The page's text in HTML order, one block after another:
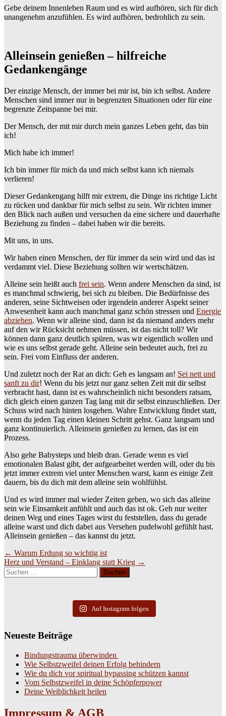
Gebe deinem Innenleben Raum und es wird aufhören, sich für dich
unangenehm anzufühlen. Es wird aufhören, bedrohlich zu sein.
Alleinsein genießen – hilfreiche
Gedankengänge
Der einzige Mensch, der immer bei mir ist, bin ich selbst. Andere
Menschen sind immer nur in begrenzten Situationen oder für eine
begrenzte Zeitspanne bei mir.
Der Mensch, der mit mir durch mein ganzes Leben geht, das bin
ich!
Mich habe ich immer!
Ich bin immer für mich da und mich selbst kann ich niemals
verlieren!
Dieser Gedankengang hilft mir extrem, die Dinge ins richtige Licht
zu rücken und dankbar für mich selbst zu sein. Wir richten immer
den Blick nach außen und versuchen da eine sichere und dauerhafte
Beziehung zu finden – dabei haben wir die bereits.
Mit uns, in uns.
Wir haben einen Menschen, der für immer da sein wird und das ist
verdammt viel. Diese Beziehung sollten wir wertschätzen.
Alleine sein heißt auch frei sein. Wenn andere Menschen da sind, ist
es manchmal schwierig, bei sich zu bleiben. Die Bedürfnisse des
anderen, seine Sichtweisen oder irgendein anderer Aspekt seiner
Anwesenheit kann auch manchmal ganz schön stressen und Energie
abziehen. Wenn wir alleine sind, dann ist da niemand anders mehr
auf den wir Rücksicht nehmen müssen, ist das nicht toll? Wir
können dann ganz deutlich spüren, was wir eigentlich wollen und
wie es uns selbst gerade geht. Alleine sein bedeutet auch, frei zu
sein. Frei vom Einfluss der anderen.
Und zuletzt noch der Rat an dich: Geh es langsam an! Sei nett und
sanft zu dir! Wenn du bis jetzt nur ganz selten Zeit mit dir selbst
verbracht hast, dann ist es wahrscheinlich nicht besonders ratsam,
dich gleich einen ganzen Tag lang mit dir selbst einzuschließen. Der
Schuss wird nach hinten losgehen. Wahre Entwicklung findet statt,
wenn du jeden Tag einen kleinen Schritt gehst. Ganz langsam und
ganz kontinuierlich. Alleinsein genießen zu lernen, das ist ein
Prozess.
Also gehe Babysteps und bleib dran. Gerade wenn es viel
emotionalen Balast gibt, der aufgearbeitet werden will, oder du bis
jetzt immer extrem viel unter Menschen warst, kann es einige Zeit
dauern, bis du dich mit dem alleine sein wohlfühlst.
Und es wird immer mal wieder Zeiten geben, wo sich das alleine
sein wie Einsamkeit anfühlt und auch das ist ok. Geh nur weiter
deinen Weg und eines Tages wirst du feststellen, dass du gerade
alleine warst und dich dabei aus Versehen pudelwohl gefühlt hast.
Alleinsein genießen – das kannst du jetzt.
Beitragsnavigation
← Warum Erdung so wichtig ist
Herz und Verstand – Einklang statt Krieg →
Suchen
nach:
Auf Instagram folgen
Neueste Beiträge
Bindungstrauma überwinden
Wie Selbstzweifel deinen Erfolg behindern
Wie du dich vor spiritual bypassing schützen kannst
Vom Selbstzweifel in deine Schöpferpower
Deine Weiblichkeit heilen
Impressum & AGB